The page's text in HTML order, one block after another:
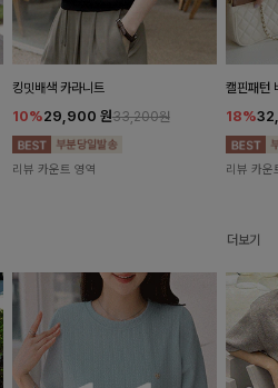
킹밋배색 카라니트
10%29,900 원33,200원
리뷰 카운트 영역
캘핀패턴
18%
리뷰 카운
더보기